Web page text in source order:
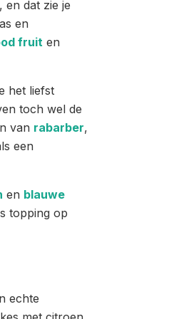
en dat zie je
en
fruit en
het liefst
toch wel de
van rabarber,
een
en blauwe
topping op
echte